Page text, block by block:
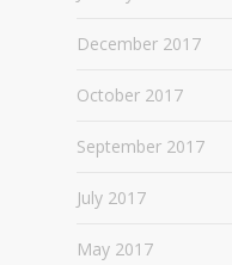
December 2017
October 2017
September 2017
July 2017
May 2017